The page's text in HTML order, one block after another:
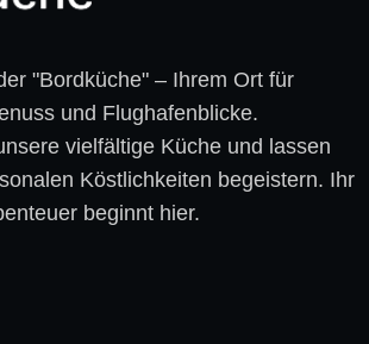
"Bordküche" – Ihrem Ort für
und Flughafenblicke.
vielfältige Küche und lassen
Köstlichkeiten begeistern. Ihr
beginnt hier.